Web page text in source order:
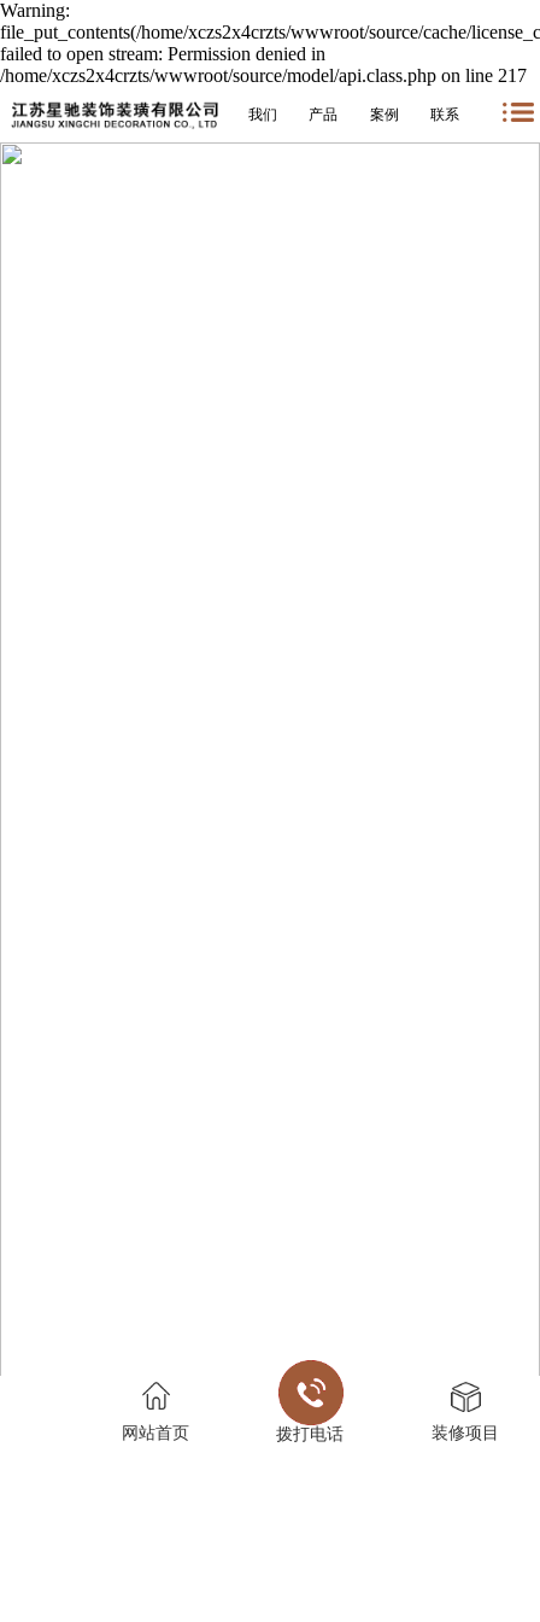
Warning:
file_put_contents(/home/xczs2x4crzts/wwwroot/source/cache/
failed to open stream: Permission denied in
/home/xczs2x4crzts/wwwroot/source/model/api.class.php on line 217
我们 产品 案例 联系
在线留言网站首页 拨打电话 装修项目